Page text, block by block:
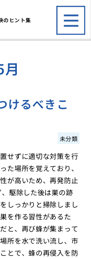
のヒント集
けるべきこ
未分類
せずに適切な対策を行
た場所を覚えており、
が高いため、再発防止
駆除した後は巣の跡
しっかりと掃除しまし
を作る習性があるた
と、再び蜂が集まって
所を水で洗い流し、市
とで、蜂の再侵入を防